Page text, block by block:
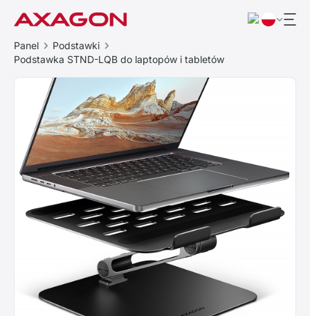
Panel
Podstawki
Podstawka STND-LQB do laptopów i tabletów